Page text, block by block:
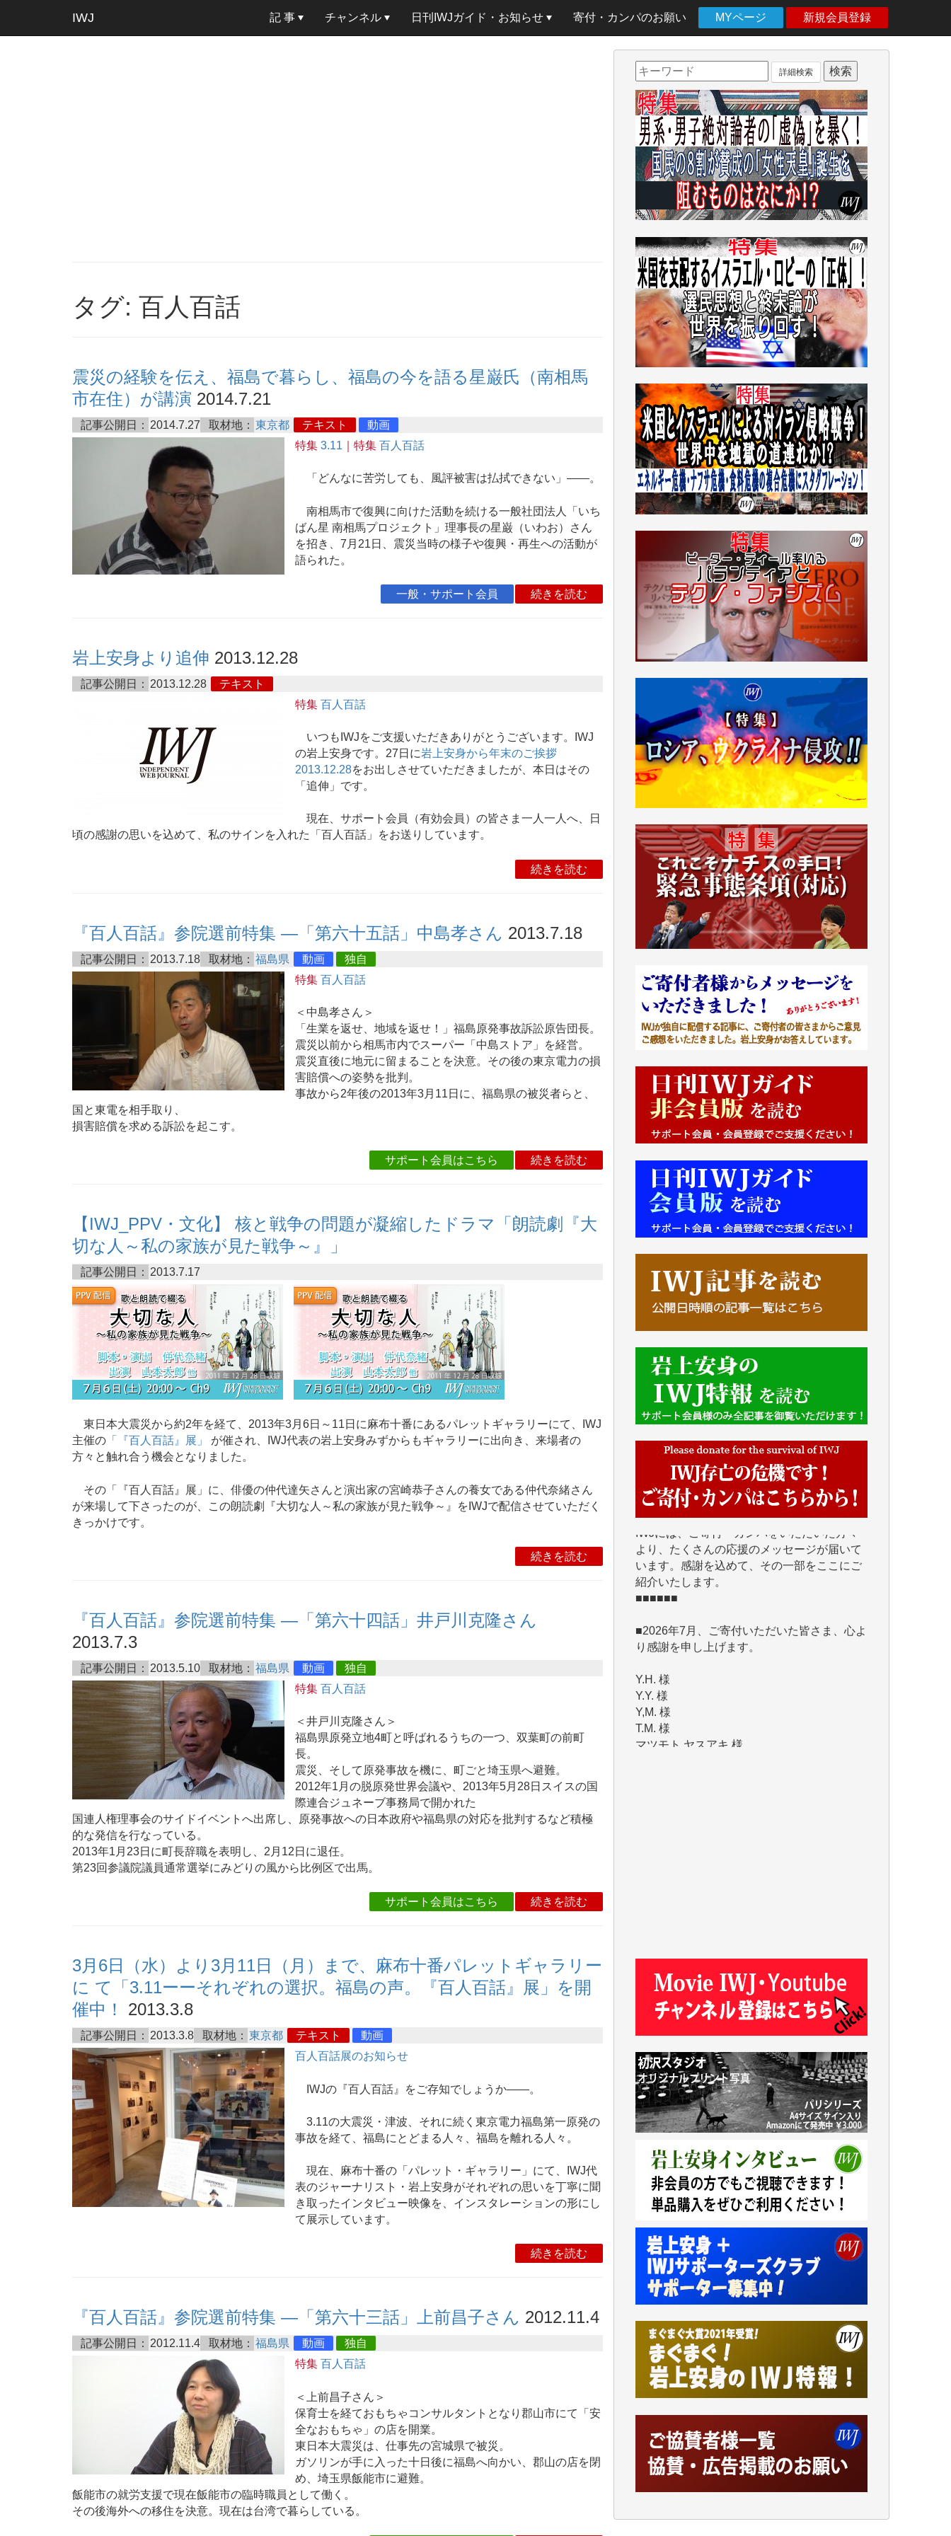
IWJ 記 事 チャンネル 日刊IWJガイド・お知らせ 寄付・カンパのお願い MYページ 新規会員登録
タグ: 百人百話
震災の経験を伝え、福島で暮らし、福島の今を語る星巌氏（南相馬
市在住）が講演 2014.7.21
記事公開日： 2014.7.27 取材地： 東京都 テキスト
動画
特集 3.11 ｜特集 百人百話
「どんなに苦労しても、風評被害は払拭できない」――。
南相馬市で復興に向けた活動を続ける一般社団法人「いち
ばん星 南相馬プロジェクト」理事長の星巌（いわお）さん
を招き、7月21日、震災当時の様子や復興・再生への活動が
語られた。
一般・サポート会員 続きを読む
岩上安身より追伸 2013.12.28
記事公開日： 2013.12.28
テキスト
特集 百人百話
いつもIWJをご支援いただきありがとうございます。IWJ
の岩上安身です。27日に岩上安身から年末のご挨拶
2013.12.28をお出しさせていただきましたが、本日はその
「追伸」です。
現在、サポート会員（有効会員）の皆さま一人一人へ、日
頃の感謝の思いを込めて、私のサインを入れた「百人百話」をお送りしています。
続きを読む
『百人百話』参院選前特集 ―「第六十五話」中島孝さん 2013.7.18
記事公開日： 2013.7.18 取材地： 福島県 動画
独自
特集 百人百話
＜中島孝さん＞
「生業を返せ、地域を返せ！」福島原発事故訴訟原告団長。
震災以前から相馬市内でスーパー「中島ストア」を経営。
震災直後に地元に留まることを決意。その後の東京電力の損
害賠償への姿勢を批判。
事故から2年後の2013年3月11日に、福島県の被災者らと、
国と東電を相手取り、
損害賠償を求める訴訟を起こす。
サポート会員はこちら 続きを読む
【IWJ_PPV・文化】 核と戦争の問題が凝縮したドラマ「朗読劇『大
切な人～私の家族が見た戦争～』」
記事公開日： 2013.7.17
東日本大震災から約2年を経て、2013年3月6日～11日に麻布十番にあるパレットギャラリーにて、IWJ
主催の 「『百人百話』展」
が催され、IWJ代表の岩上安身みずからもギャラリーに出向き、来場者の
方々と触れ合う機会となりました。
その「『百人百話』展」に、俳優の仲代達矢さんと演出家の宮崎恭子さんの養女である仲代奈緒さん
が来場して下さったのが、この朗読劇『大切な人～私の家族が見た戦争～』をIWJで配信させていただく
きっかけです。
続きを読む
『百人百話』参院選前特集 ―「第六十四話」井戸川克隆さん
2013.7.3
記事公開日： 2013.5.10 取材地： 福島県 動画
独自
特集 百人百話
＜井戸川克隆さん＞
福島県原発立地4町と呼ばれるうちの一つ、双葉町の前町
長。
震災、そして原発事故を機に、町ごと埼玉県へ避難。
2012年1月の脱原発世界会議や、2013年5月28日スイスの国
際連合ジュネーブ事務局で開かれた
国連人権理事会のサイドイベントへ出席し、原発事故への日本政府や福島県の対応を批判するなど積極
的な発信を行なっている。
2013年1月23日に町長辞職を表明し、2月12日に退任。
第23回参議院議員通常選挙にみどりの風から比例区で出馬。
サポート会員はこちら 続きを読む
3月6日（水）より3月11日（月）まで、麻布十番パレットギャラリー
に て「3.11ーーそれぞれの選択。福島の声。『百人百話』展」を開
催中！
2013.3.8
記事公開日： 2013.3.8 取材地： 東京都 テキスト
動画
百人百話展のお知らせ
IWJの『百人百話』をご存知でしょうか――。
3.11の大震災・津波、それに続く東京電力福島第一原発の
事故を経て、福島にとどまる人々、福島を離れる人々。
現在、麻布十番の「パレット・ギャラリー」にて、IWJ代
表のジャーナリスト・岩上安身がそれぞれの思いを丁寧に聞
き取ったインタビュー映像を、インスタレーションの形にし
て展示しています。
続きを読む
『百人百話』参院選前特集 ―「第六十三話」上前昌子さん 2012.11.4
記事公開日： 2012.11.4 取材地： 福島県 動画
独自
特集 百人百話
＜上前昌子さん＞
保育士を経ておもちゃコンサルタントとなり郡山市にて「安
全なおもちゃ」の店を開業。
東日本大震災は、仕事先の宮城県で被災。
ガソリンが手に入った十日後に福島へ向かい、郡山の店を閉
め、埼玉県飯能市に避難。
飯能市の就労支援で現在飯能市の臨時職員として働く。
その後海外への移住を決意。現在は台湾で暮らしている。
詳細検索
IWJには、ご寄付・カンパをいただいた方々
より、たくさんの応援のメッセージが届いて
紹介いたします。
■■■■■■
■2026年7月、ご寄付いただいた皆さま、心よ
り感謝を申し上げます。
Y.H. 様
Y.Y. 様
T.M. 様
マツモト ヤスアキ 様
マシオン 恵美香 様
岩井 祐子 様
吉村 隆子 様
ASAKO TAKAESU 様
マシオン恵美香 様
平野智生 様
山本賢二 様
金 盛起 様
塩川 晃平 様
松本益美 様
井出 隆太 様
及川昭男 様
藤田英之 様
藤岡比左志 様
井出 隆太 様
小池説夫 様
諸般の事情によりIWJ会費払えず今は非会員
です。市民側に立つ講演会にIWJのカメラマ
ンをよく拝見しております。コンテンツが失
われるのはあまりにもったいない。少しでも
お役立てください。（H.O.様）
今日、僅かですがカンパしました。（T.M.
様）
機を乗り切るには到底及ばない額ですが病気
の妻を抱えている私にとっては精一杯のカン
パです。
かねてよりIWJが発してきた膨大な取材記事
産だと思っています。